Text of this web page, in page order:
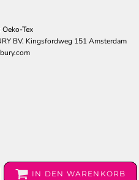
Tex
BV. Kingsfordweg 151 Amsterdam
IN DEN WARENKORB